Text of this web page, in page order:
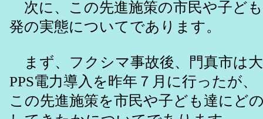
次に、この先進施策の市民や子ど
発の実態についてであります。
まず、フクシマ事故後、門真市は
PPS電力導入を昨年７月に行ったが、
この先進施策を市民や子ども達にど